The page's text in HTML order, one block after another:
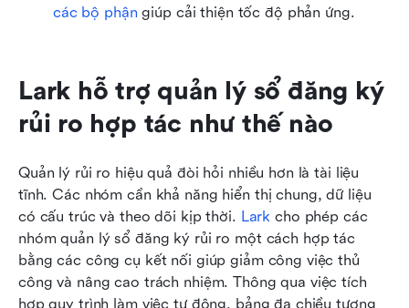
các bộ phận giúp cải thiện tốc độ phản ứng.
Lark hỗ trợ quản lý sổ đăng ký
rủi ro hợp tác như thế nào
Quản lý rủi ro hiệu quả đòi hỏi nhiều hơn là tài liệu
tĩnh. Các nhóm cần khả năng hiển thị chung, dữ liệu
có cấu trúc và theo dõi kịp thời. Lark cho phép các
nhóm quản lý sổ đăng ký rủi ro một cách hợp tác
bằng các công cụ kết nối giúp giảm công việc thủ
công và nâng cao trách nhiệm. Thông qua việc tích
hợp quy trình làm việc tự động, bảng đa chiều tương